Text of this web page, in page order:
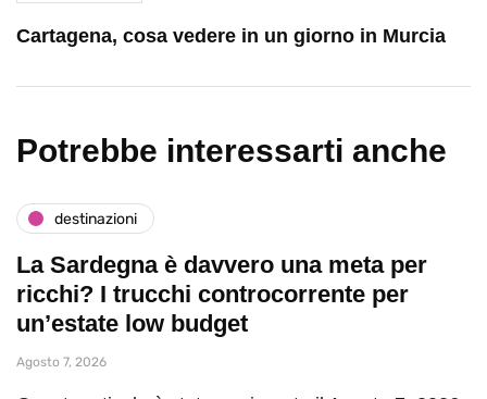
Cartagena, cosa vedere in un giorno in Murcia
Potrebbe interessarti anche
destinazioni
La Sardegna è davvero una meta per
ricchi? I trucchi controcorrente per
un’estate low budget
Agosto 7, 2026